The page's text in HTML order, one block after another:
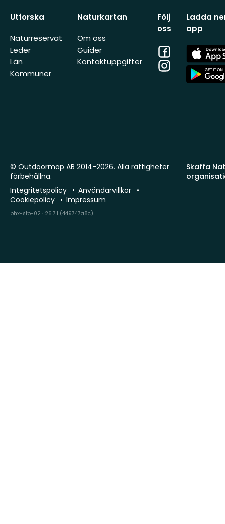
Utforska
Naturreservat
Leder
Län
Kommuner
Naturkartan
Om oss
Guider
Kontaktuppgifter
Följ
oss
Facebook
Instagram
Ladda
app
App
Store
App
Store
Skaffa
© Outdoormap AB 2014-2026. Alla rättigheter
förbehållna.
Integritetspolicy
Användarvillkor
Cookiepolicy
Impressum
phx-sto-02 · 26.7.1 (449747a8c)